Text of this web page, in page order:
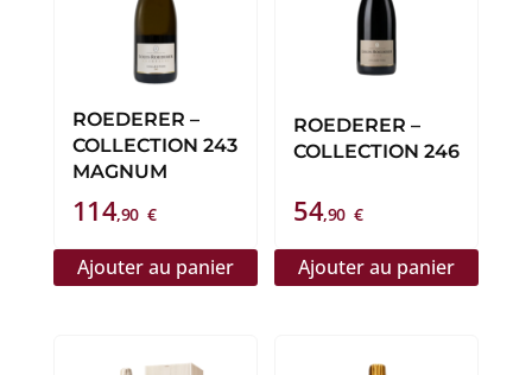
ROEDERER –
COLLECTION 243
MAGNUM
114,90 €
Ajouter au panier
ROEDERER –
COLLECTION 246
54,90 €
Ajouter au panier